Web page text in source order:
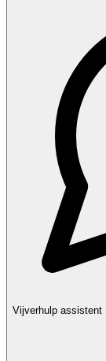
Vijverhulp assistent